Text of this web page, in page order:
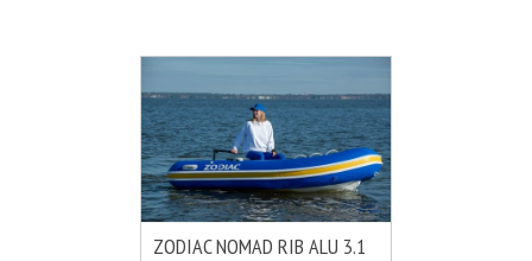
ZODIAC NOMAD RIB ALU 3.1